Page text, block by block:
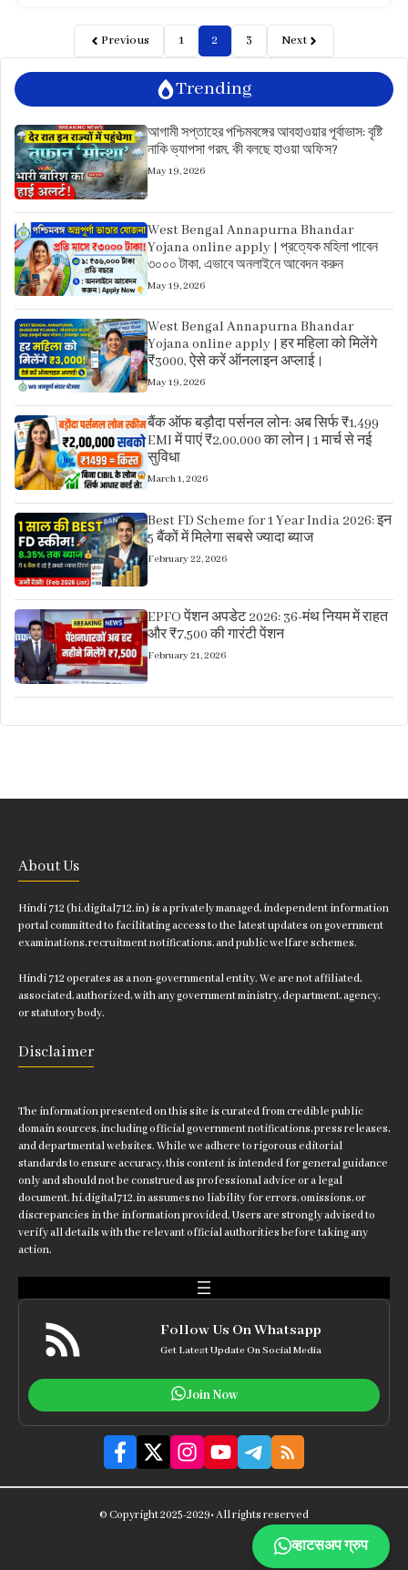
व्हाटसअप ग्रुप
Previous 1 2 3 Next
Trending
আগামী সপ্তাহের পশ্চিমবঙ্গের আবহাওয়ার পূর্বাভাস: বৃষ্টি
নাকি ভ্যাপসা গরম, কী বলছে হাওয়া অফিস?
May 19, 2026
West Bengal Annapurna Bhandar
Yojana online apply | প্রত্যেক মহিলা পাবেন
৩০০০ টাকা, এভাবে অনলাইনে আবেদন করুন
May 19, 2026
West Bengal Annapurna Bhandar
Yojana online apply | हर महिला को मिलेंगे
₹3000, ऐसे करें ऑनलाइन अप्लाई।
May 19, 2026
बैंक ऑफ बड़ौदा पर्सनल लोन: अब सिर्फ ₹1,499
EMI में पाएं ₹2,00,000 का लोन | 1 मार्च से नई
सुविधा
March 1, 2026
Best FD Scheme for 1 Year India 2026: इन
5 बैंकों में मिलेगा सबसे ज्यादा ब्याज
February 22, 2026
EPFO पेंशन अपडेट 2026: 36-मंथ नियम में राहत
और ₹7,500 की गारंटी पेंशन
February 21, 2026
About Us
Hindi 712 (hi.digital712.in) is a privately managed, independent information
portal committed to facilitating access to the latest updates on government
examinations, recruitment notifications, and public welfare schemes.
Hindi 712 operates as a non-governmental entity. We are not affiliated,
associated, authorized, with any government ministry, department, agency,
or statutory body.
Disclaimer
The information presented on this site is curated from credible public
domain sources, including official government notifications, press releases,
and departmental websites. While we adhere to rigorous editorial
standards to ensure accuracy, this content is intended for general guidance
only and should not be construed as professional advice or a legal
document. hi.digital712.in assumes no liability for errors, omissions, or
discrepancies in the information provided. Users are strongly advised to
verify all details with the relevant official authorities before taking any
action.
Follow Us On Whatsapp
Get Latest Update On Social Media
Join Now
© Copyright 2025-2029• All rights reserved